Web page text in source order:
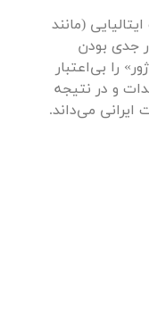
(مانند
جدی بودن
را بی‌اعتبار
و در نتیجه
می‌داند.